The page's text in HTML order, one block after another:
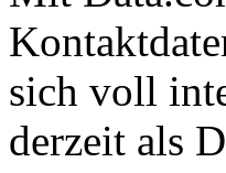
sich voll
derzeit als